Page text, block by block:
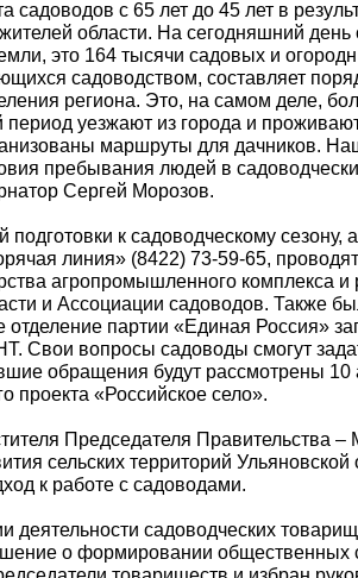
садоводов с 65 лет до 45 лет в
области. На сегодняшний
это 164 тысячи садовых и
садоводством, составляет
региона. Это, на самом деле,
период уезжают из города и
маршруты для дачников.
пребывания людей в
Сергей Морозов.
подготовки к садоводческому
линия» (8422) 73-59-65,
агропромышленного комплекса и
и Ассоциации садоводов. Также
отделение партии «Единая Россия»
Свои вопросы садоводы смогут
обращения будут рассмотрены 10
проекта «Российское село».
Председателя Правительства
сельских территорий
к работе с садоводами.
деятельности садоводческих
о формировании общественных